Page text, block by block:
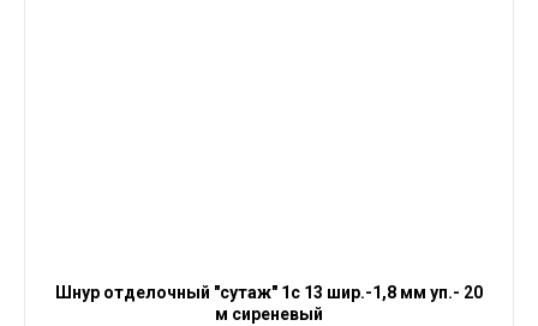
Шнур отделочный "сутаж" 1с 13 шир.-1,8 мм уп.- 20
м сиреневый